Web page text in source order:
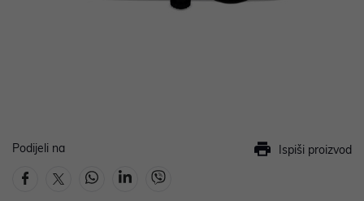
Podijeli na Ispiši proizvod